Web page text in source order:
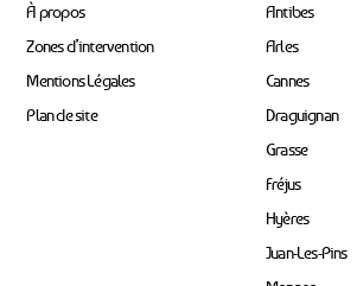
À propos
Zones d’intervention
Mentions Légales
Plan de site
Antibes
Arles
Cannes
Draguignan
Grasse
Fréjus
Hyères
Juan-Les-Pins